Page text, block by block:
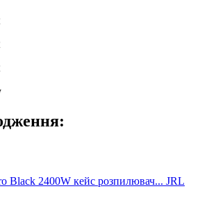
Black 2400W кейс розпилювач... JRL